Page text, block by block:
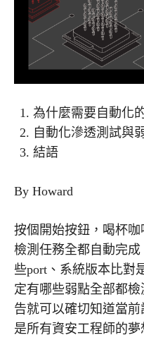
為什麼需要自動化
自動化滲透測試與
結語
By Howard
按個開始按鈕，喝杯
檢測任務全都自動完
些port、系統版本比對
定有哪些弱點全部都
告就可以確切知道當前
是所有資安工程師的